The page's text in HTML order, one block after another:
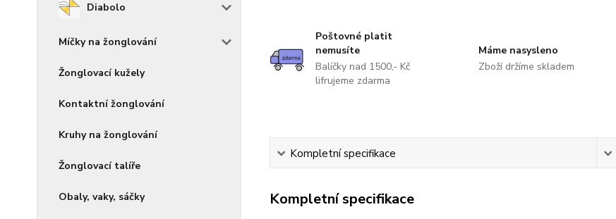
Diabolo
Míčky na žonglování
Žonglovací kužely
Kontaktní žonglování
Kruhy na žonglování
Žonglovací talíře
Obaly, vaky, sáčky
Poštovné platit
nemusíte
Balíčky nad 1500,- Kč
lifrujeme zdarma
Máme nasysleno
Zboží držíme skladem
Kompletní specifikace
Kompletní specifikace